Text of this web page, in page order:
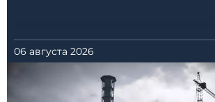
06 августа 2026